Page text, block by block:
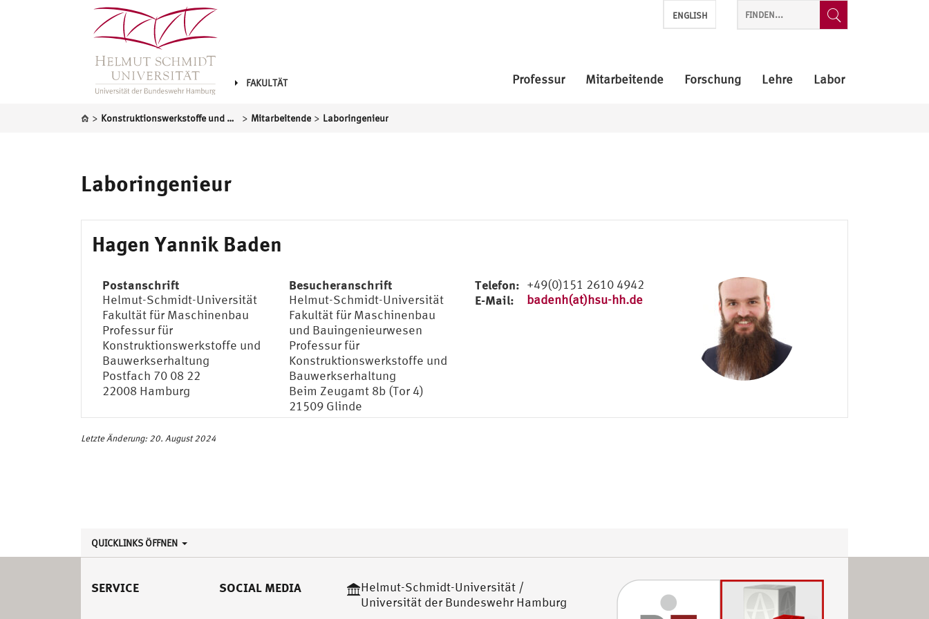
FAKULTÄT
ENGLISH
Professur Mitarbeitende Forschung Lehre Labor
> Konstruktionswerkstoffe und Bauwerkserhaltung > Mitarbeitende > Laboringenieur
Laboringenieur
Hagen Yannik Baden
Telefon: +49(0)151 2610 4942
E-Mail: badenh(at)hsu-hh.de
Besucheranschrift
Helmut-Schmidt-Universität
Fakultät für Maschinenbau
und Bauingenieurwesen
Professur für
Konstruktionswerkstoffe und
Bauwerkserhaltung
Beim Zeugamt 8b (Tor 4)
21509 Glinde
Postanschrift
Helmut-Schmidt-Universität
Fakultät für Maschinenbau
Professur für
Konstruktionswerkstoffe und
Bauwerkserhaltung
Postfach 70 08 22
22008 Hamburg
Letzte Änderung: 20. August 2024
QUICKLINKS ÖFFNEN
SERVICE SOCIAL MEDIA
Helmut-Schmidt-Universität /
Universität der Bundeswehr Hamburg